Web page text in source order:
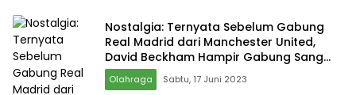
Nostalgia: Ternyata Sebelum Gabung
Real Madrid dari Manchester United,
David Beckham Hampir Gabung Sang
Rival
Olahraga Sabtu, 17 Juni 2023